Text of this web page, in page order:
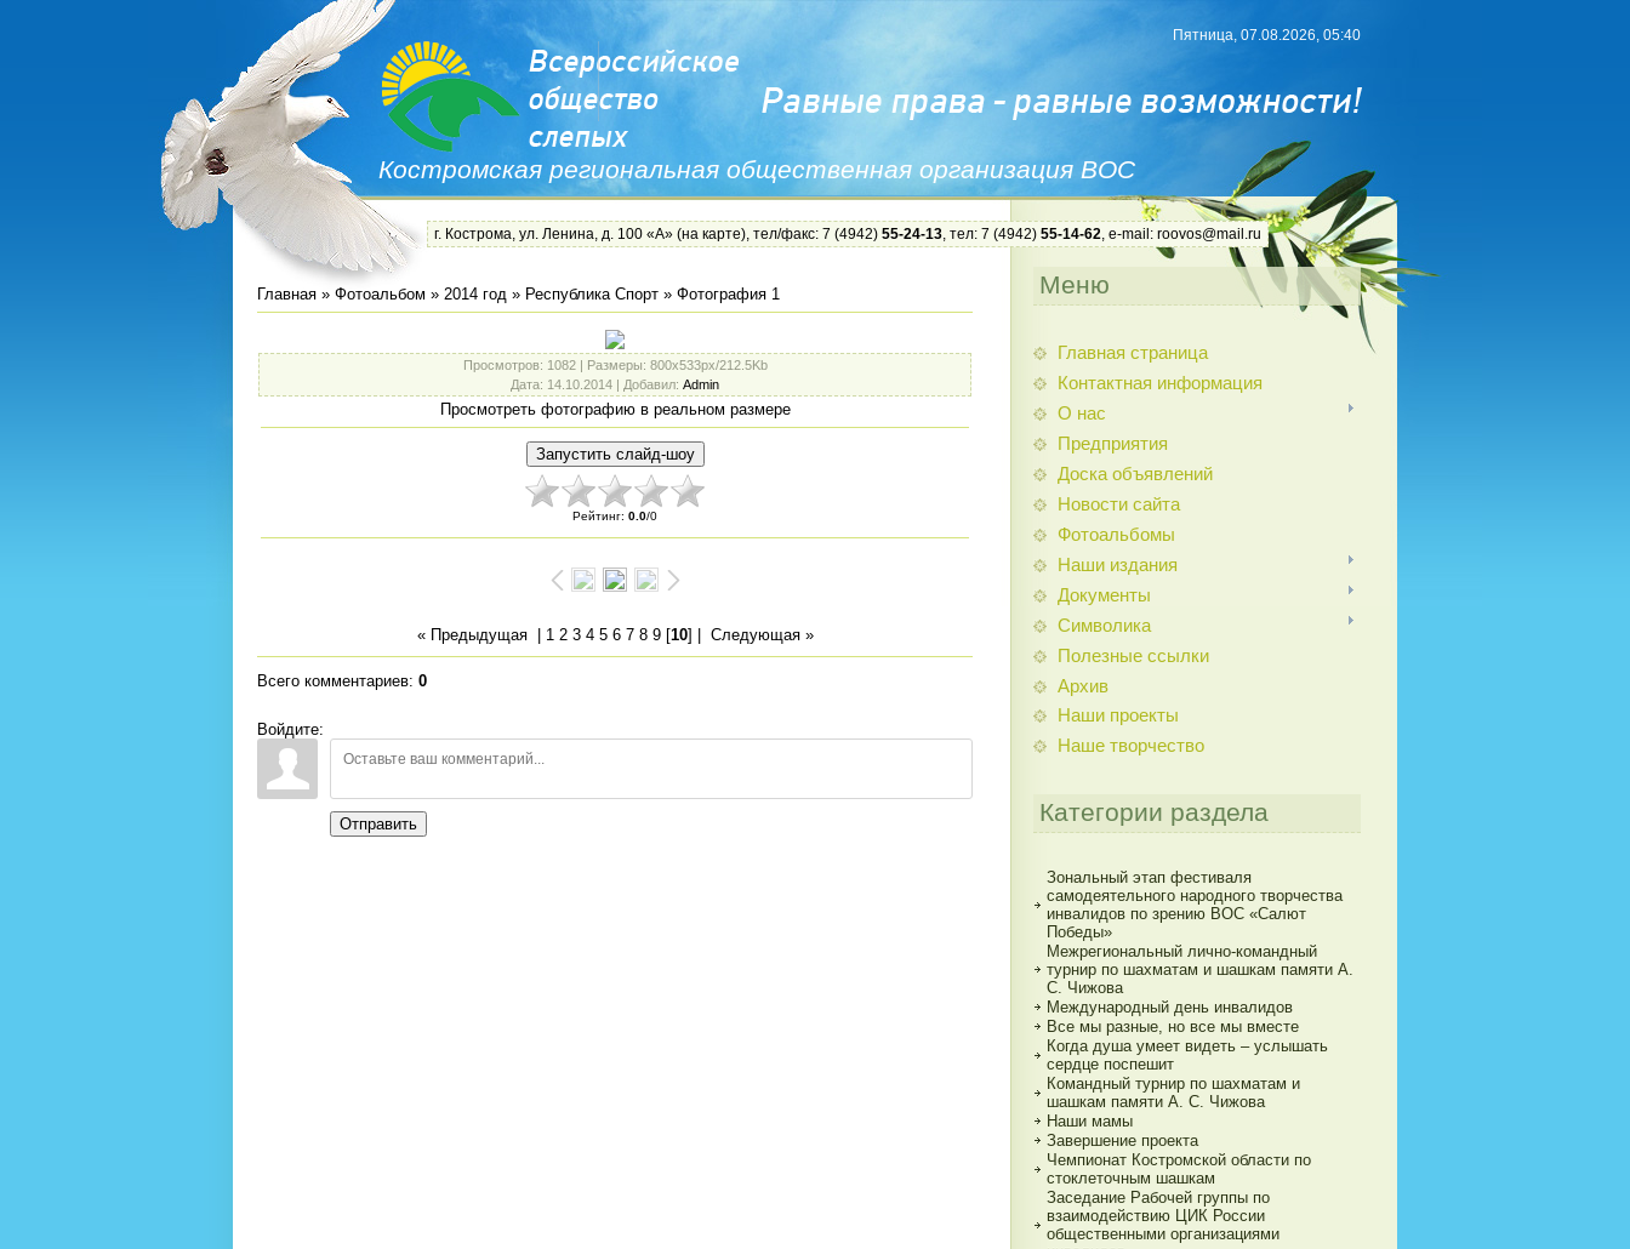
Костромская региональная общественная организация ВОС
Пятница, 07.08.2026, 05:40
г. Кострома, ул. Ленина, д. 100 «А» (на карте), тел/факс: 7 (4942) 55-24-13, тел: 7 (4942) 55-14-62, e-mail: roovos@mail.ru
Главная » Фотоальбом » 2014 год » Республика Спорт » Фотография 1
Просмотров: 1082 | Размеры: 800x533px/212.5Kb
Дата: 14.10.2014 | Добавил: Admin
Просмотреть фотографию в реальном размере
Рейтинг: 0.0/0
« Предыдущая| 1 2 3 4 5 6 7 8 9[10] | Следующая »
Всего комментариев: 0
Войдите:
Отправить
Меню
Главная страница
Контактная информация
О нас
Предприятия
Доска объявлений
Новости сайта
Фотоальбомы
Наши издания
Документы
Символика
Полезные ссылки
Архив
Наши проекты
Наше творчество
Категории раздела
Зональный этап фестиваля
самодеятельного народного творчества
инвалидов по зрению ВОС «Салют
Победы»
Межрегиональный лично-командный
турнир по шахматам и шашкам памяти А.
С. Чижова
Международный день инвалидов
Все мы разные, но все мы вместе
Когда душа умеет видеть – услышать
сердце поспешит
Командный турнир по шахматам и
шашкам памяти А. С. Чижова
Наши мамы
Завершение проекта
Чемпионат Костромской области по
стоклеточным шашкам
Заседание Рабочей группы по
взаимодействию ЦИК России
общественными организациями